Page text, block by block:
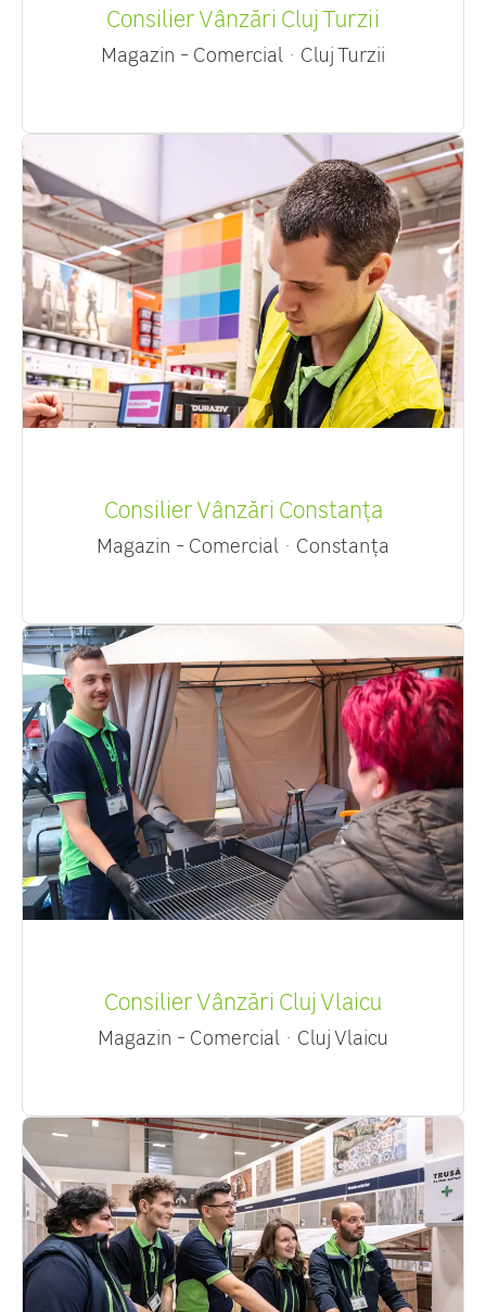
Consilier Vânzări Cluj Turzii
Magazin - Comercial · Cluj Turzii
Consilier Vânzări Constanța
Magazin - Comercial · Constanța
Consilier Vânzări Cluj Vlaicu
Magazin - Comercial · Cluj Vlaicu